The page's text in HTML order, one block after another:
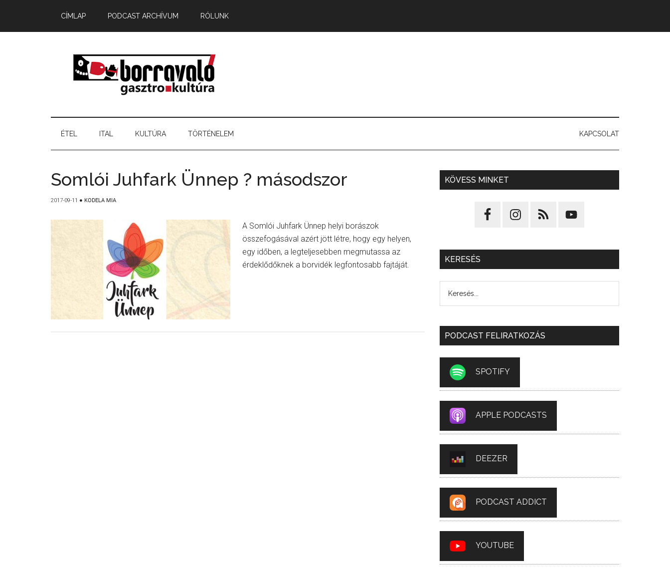
CÍMLAP PODCAST ARCHÍVUM RÓLUNK
ÉTEL ITAL KULTÚRA TÖRTÉNELEM KAPCSOLAT
Somlói Juhfark Ünnep ? másodszor
2017-09-11 ● KODELA MIA
A Somlói Juhfark Ünnep helyi borászok
összefogásával azért jött létre, hogy egy helyen,
egy időben, a legteljesebben megmutassa az
érdeklődőknek a borvidék legfontosabb fajtáját.
KÖVESS MINKET
KERESÉS
PODCAST FELIRATKOZÁS
SPOTIFY
APPLE PODCASTS
DEEZER
PODCAST ADDICT
YOUTUBE